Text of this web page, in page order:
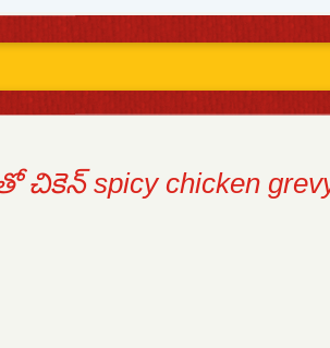
చికెన్ spicy chicken